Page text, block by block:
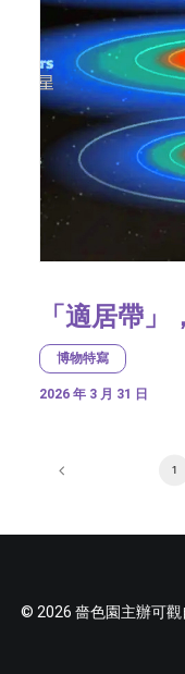
「適居帶」
博物特寫
2026 年 3 月 31 日
1
© 2026 嗇色園主辦可